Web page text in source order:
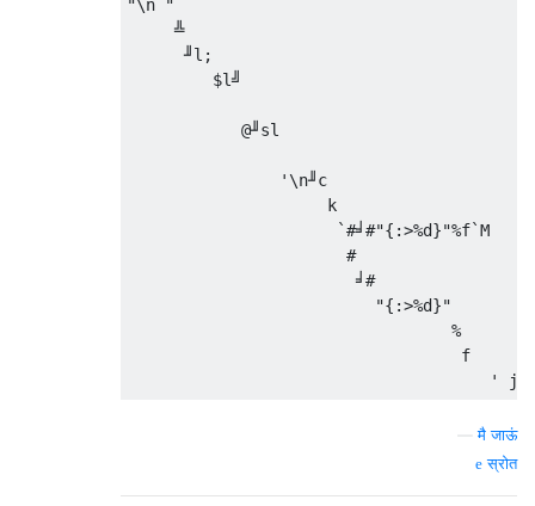
"\n "                                      push a
╩
╜l;
$l╝
@╜sl
'\n╜c
k
`#╛#"{:>%d}"%f`M
#
╛#
"{:>%d}"
%
f
—मै जाऊं
स्रोत